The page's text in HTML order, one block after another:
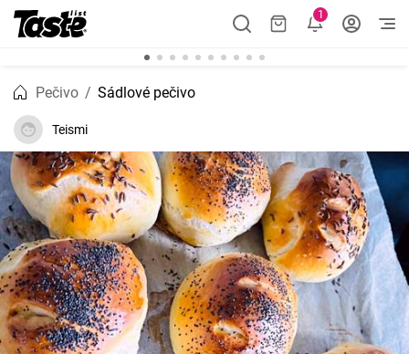
1
Pečivo Sádlové pečivo
Teismi